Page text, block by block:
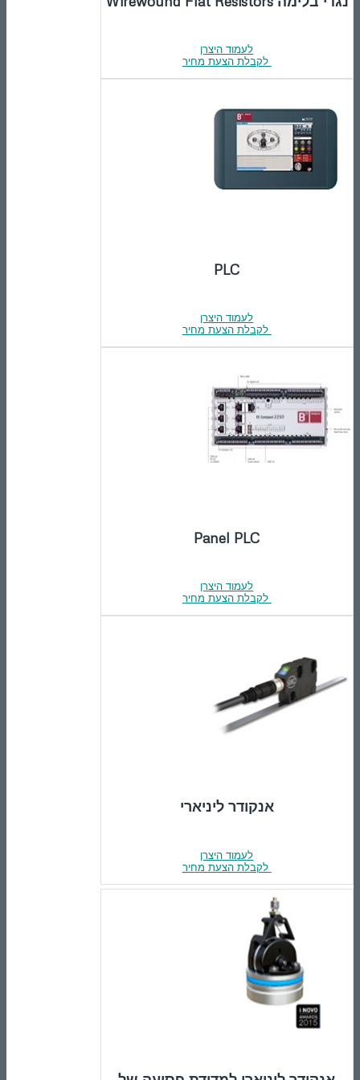
לעמוד היצרן
לקבלת הצעת מחיר
PLC
לעמוד היצרן
לקבלת הצעת מחיר
Panel PLC
לעמוד היצרן
לקבלת הצעת מחיר
אנקודר ליניארי
לעמוד היצרן
לקבלת הצעת מחיר